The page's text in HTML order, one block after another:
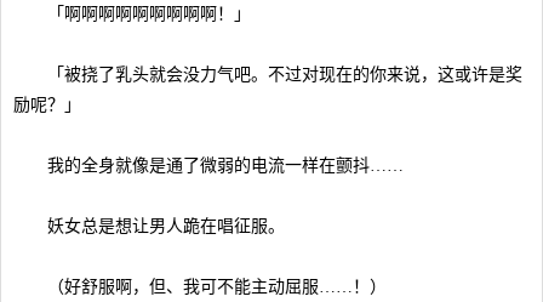
「啊啊啊啊啊啊啊啊啊！」
「被挠了乳头就会没力气吧。不过对现在的你来说，这或许是奖
励呢？」
我的全身就像是通了微弱的电流一样在颤抖……
妖女总是想让男人跪在唱征服。
（好舒服啊，但、我可不能主动屈服……！）